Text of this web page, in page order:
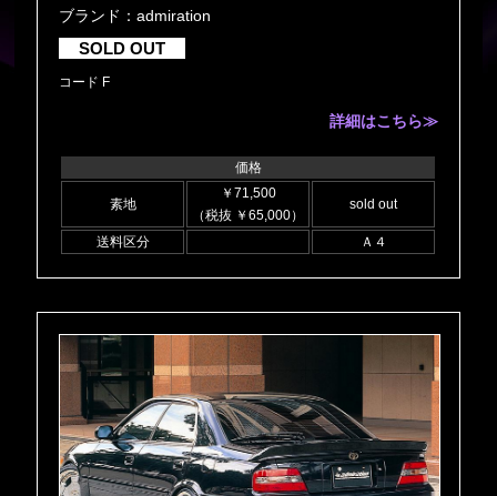
ブランド：admiration
SOLD OUT
コード F
詳細はこちら≫
価格
素地
￥71,500
（税抜 ￥65,000）
sold out
送料区分 Ａ４